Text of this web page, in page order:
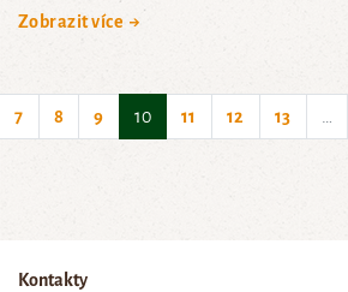
Zobrazit více →
7 8 9 10(current)
11 12 13
Kontakty